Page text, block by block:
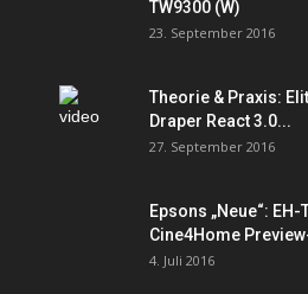
TW9300 (W)
23. September 2016
Theorie & Praxis:
Draper React 3.0...
27. September 2016
Epsons „Neue“:
Cine4Home
4. Juli 2016